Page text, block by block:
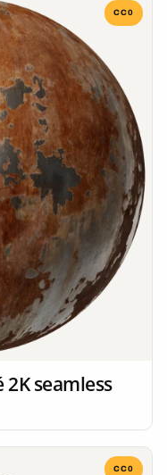
CC0
seamless
CC0